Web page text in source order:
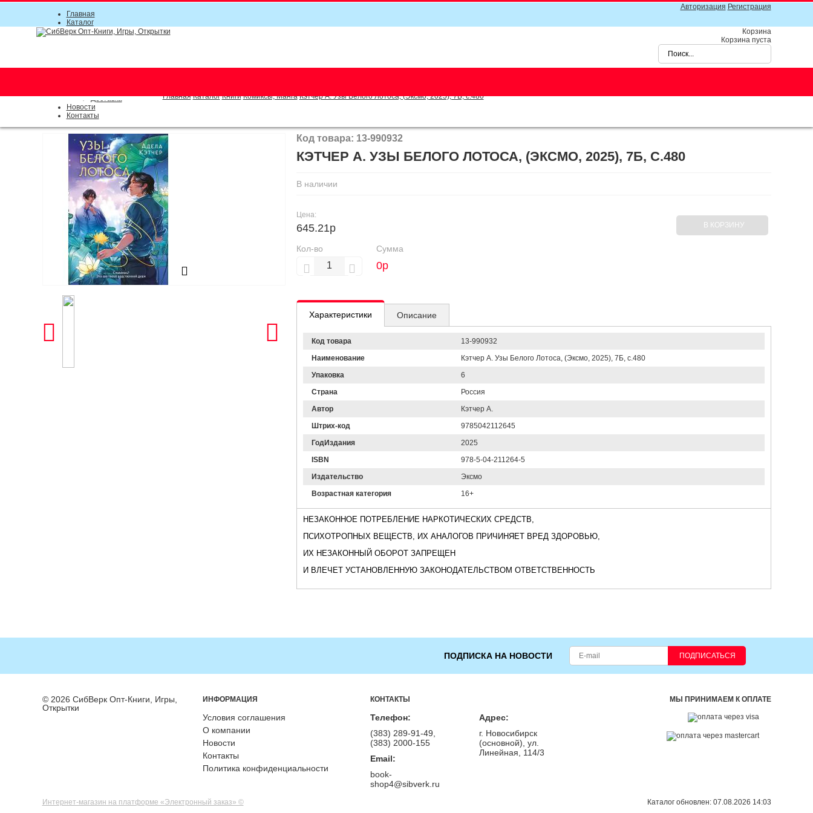
Авторизация Регистрация
Главная
Каталог
Прайс-листы
Доставка
Новости
Контакты
Корзина
Корзина пуста
Главная Каталог Книги Комиксы, Манга Кэтчер А. Узы Белого Лотоса, (Эксмо, 2025), 7Б, c.480
Код товара: 13-990932
КЭТЧЕР А. УЗЫ БЕЛОГО ЛОТОСА, (ЭКСМО, 2025), 7Б, C.480
В наличии
Цена:
645.21р
Кол-во Сумма
0р
В КОРЗИНУ
Характеристики Описание
Код товара
13-990932
Наименование
Кэтчер А. Узы Белого Лотоса, (Эксмо, 2025), 7Б, c.480
Упаковка
6
Страна
Россия
Автор
Кэтчер А.
Штрих-код
9785042112645
ГодИздания
2025
ISBN
978-5-04-211264-5
Издательство
Эксмо
Возрастная категория
16+
НЕЗАКОННОЕ ПОТРЕБЛЕНИЕ НАРКОТИЧЕСКИХ СРЕДСТВ,
ПСИХОТРОПНЫХ ВЕЩЕСТВ, ИХ АНАЛОГОВ ПРИЧИНЯЕТ ВРЕД ЗДОРОВЬЮ,
ИХ НЕЗАКОННЫЙ ОБОРОТ ЗАПРЕЩЕН
И ВЛЕЧЕТ УСТАНОВЛЕННУЮ ЗАКОНОДАТЕЛЬСТВОМ ОТВЕТСТВЕННОСТЬ
ПОДПИСКА НА НОВОСТИ ПОДПИСАТЬСЯ
© 2026 СибВерк Опт-Книги, Игры,
Открытки
ИНФОРМАЦИЯ
Условия соглашения
О компании
Новости
Контакты
Политика конфиденциальности
МЫ ПРИНИМАЕМ К ОПЛАТЕ
КОНТАКТЫ
Телефон:
(383) 289-91-49,
(383) 2000-155
Email:
book-
shop4@sibverk.ru
Адрес:
г. Новосибирск
(основной), ул.
Линейная, 114/3
Интернет-магазин на платформе «Электронный заказ» © Каталог обновлен: 07.08.2026 14:03